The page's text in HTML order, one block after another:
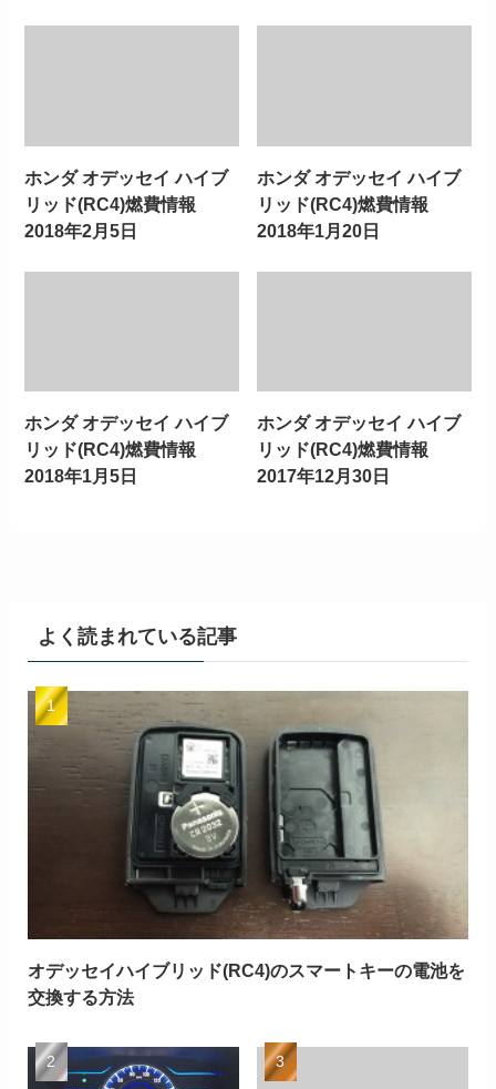
ホンダ オデッセイ ハイブ
リッド(RC4)燃費情報
2018年2月5日
ホンダ オデッセイ ハイブ
リッド(RC4)燃費情報
2018年1月20日
ホンダ オデッセイ ハイブ
リッド(RC4)燃費情報
2018年1月5日
ホンダ オデッセイ ハイブ
リッド(RC4)燃費情報
2017年12月30日
よく読まれている記事
オデッセイハイブリッド(RC4)のスマートキーの電池を
交換する方法